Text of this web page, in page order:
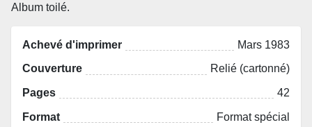
Album toilé.
Achevé d'imprimer Mars 1983
Couverture Relié (cartonné)
Pages 42
Format Format spécial